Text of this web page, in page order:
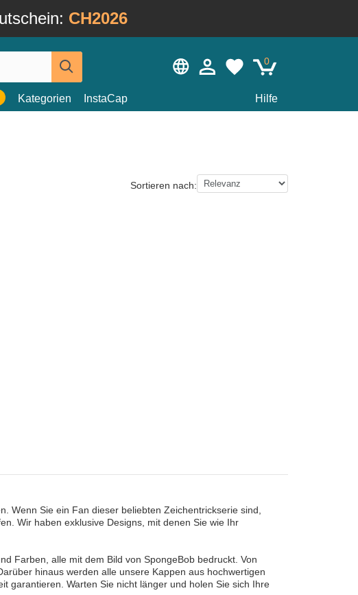
CH2026
0
Kategorien InstaCap Hilfe
Sortieren nach:
Wenn Sie ein Fan dieser beliebten Zeichentrickserie sind,
Wir haben exklusive Designs, mit denen Sie wie Ihr
Farben, alle mit dem Bild von SpongeBob bedruckt. Von
hinaus werden alle unsere Kappen aus hochwertigen
garantieren. Warten Sie nicht länger und holen Sie sich Ihre